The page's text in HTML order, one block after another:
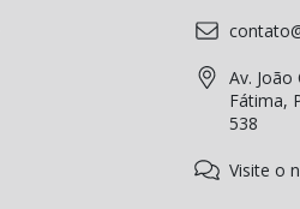
Av. João
Fátima,
538
Visite o